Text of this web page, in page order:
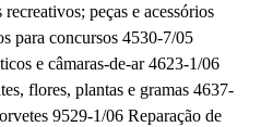
peças e acessórios
para concursos 4530-7/05
e câmaras-de-ar 4623-1/06
flores, plantas e gramas 4637-
9529-1/06 Reparação de